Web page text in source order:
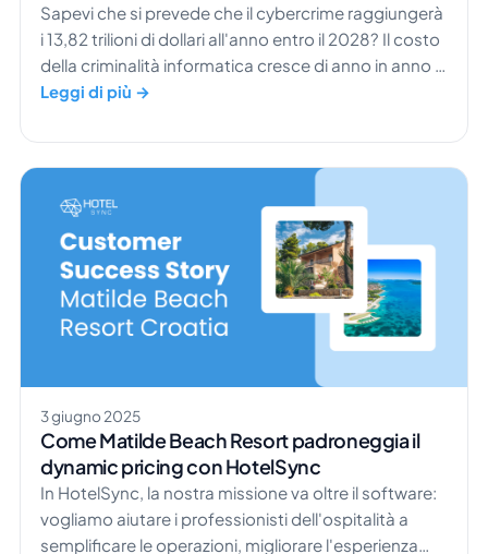
Sapevi che si prevede che il cybercrime raggiungerà
i 13,82 trilioni di dollari all'anno entro il 2028? Il costo
della criminalità informatica cresce di anno in anno e
il suo impatto si fa sentire in gran parte dei settori,
conservano enormi quantità di informazioni sensibili
sugli ospiti, dai nomi ai recapiti fino ai dati delle carte
di pagamento. […]
Leggi di più →
3 giugno 2025
Come Matilde Beach Resort padroneggia il
dynamic pricing con HotelSync
In HotelSync, la nostra missione va oltre il software:
vogliamo aiutare i professionisti dell'ospitalità a
semplificare le operazioni, migliorare l'esperienza